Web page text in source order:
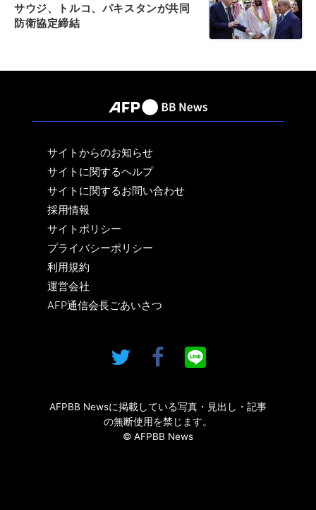
サウジ、トルコ、パキスタンが共同
防衛協定締結
サイトからのお知らせ
サイトに関するヘルプ
サイトに関するお問い合わせ
採用情報
サイトポリシー
プライバシーポリシー
利用規約
運営会社
AFP通信会長ごあいさつ
AFPBB Newsに掲載している写真・見出し・記事
の無断使用を禁じます。
© AFPBB News